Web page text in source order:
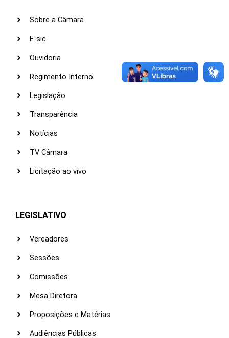
Sobre a Câmara
E-sic
Ouvidoria
Regimento Interno
Legislação
Transparência
Notícias
TV Câmara
Licitação ao vivo
LEGISLATIVO
Vereadores
Sessões
Comissões
Mesa Diretora
Proposições e Matérias
Audiências Públicas